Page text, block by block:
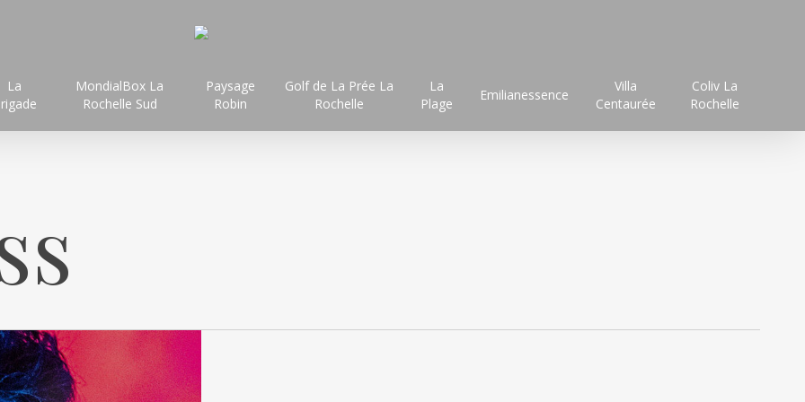
La
MondialBox La
Rochelle Sud
Paysage
Robin
Golf de La Prée La
Rochelle
La
Plage
Emilianessence
Villa
Centaurée
Coliv La
Rochelle